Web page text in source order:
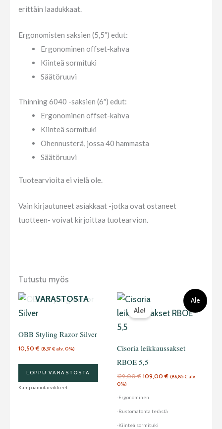
erittäin laadukkaat.
Ergonomisten saksien (5,5″) edut:
Ergonominen offset-kahva
Kiinteä sormituki
Säätöruuvi
Thinning 6040 -saksien (6″) edut:
Ergonominen offset-kahva
Kiinteä sormituki
Ohennusterä, jossa 40 hammasta
Säätöruuvi
Tuotearvioita ei vielä ole.
Vain kirjautuneet asiakkaat -jotka ovat ostaneet
tuotteen- voivat kirjoittaa tuotearvion.
Tutustu myös
LOPPU
VARASTOSTA
OBB Styling Razor Silver
10,50€ (8,37€ alv. 0%)
LOPPU VARASTOSTA
Kampaamotarvikkeet
Ale
Ale!
Cisoria leikkaussakset
RBOE 5,5
129,00€
Alkuperäinen
hinta
oli:
129,00 €.
109,00€
Nykyinen
on:
109,00 €.
(86,85€ alv.
0%)
-Ergonominen
-Rustomatonta terästä
-Kiinteä sormituki